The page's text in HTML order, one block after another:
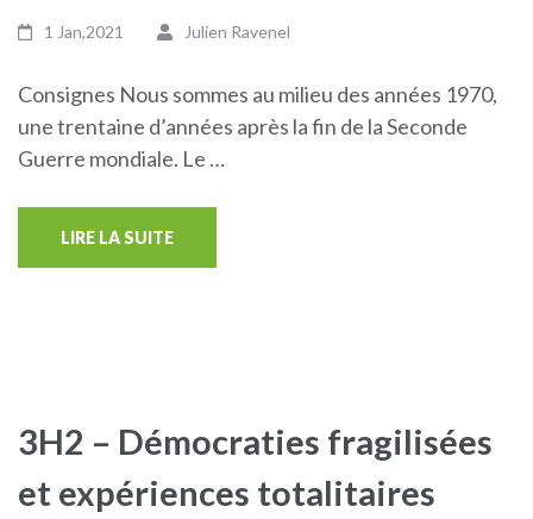
1 Jan,2021 Julien Ravenel
Consignes Nous sommes au milieu des années 1970,
une trentaine d’années après la fin de la Seconde
Guerre mondiale. Le …
LIRE LA SUITE
3H2 – Démocraties fragilisées
et expériences totalitaires